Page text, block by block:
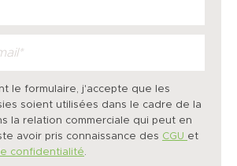
le formulaire, j'accepte que les
soient utilisées dans le cadre de la
la relation commerciale qui peut en
avoir pris connaissance des CGU et
confidentialité.